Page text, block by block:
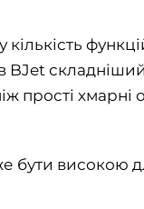
BJet
прості хмарні
бути високою